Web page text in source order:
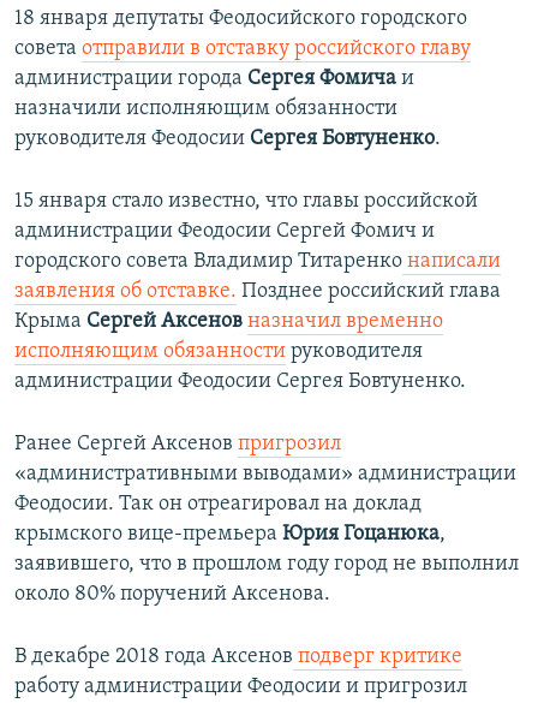
18 января депутаты Феодосийского городского
совета отправили в отставку российского главу
администрации города Сергея Фомича и
назначили исполняющим обязанности
руководителя Феодосии Сергея Бовтуненко.
15 января стало известно, что главы российской
администрации Феодосии Сергей Фомич и
городского совета Владимир Титаренко написали
заявления об отставке. Позднее российский глава
Крыма Сергей Аксенов назначил временно
исполняющим обязанности руководителя
администрации Феодосии Сергея Бовтуненко.
Ранее Сергей Аксенов пригрозил
«административными выводами» администрации
Феодосии. Так он отреагировал на доклад
крымского вице-премьера Юрия Гоцанюка,
заявившего, что в прошлом году город не выполнил
около 80% поручений Аксенова.
В декабре 2018 года Аксенов подверг критике
работу администрации Феодосии и пригрозил